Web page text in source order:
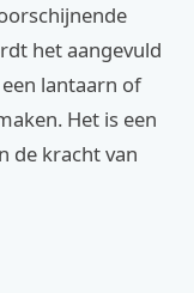
het aangevuld
lantaarn of
Het is een
de kracht van